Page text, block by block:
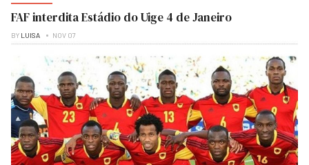
FAF interdita Estádio do Uige 4 de Janeiro
BY LUISA NOV 07